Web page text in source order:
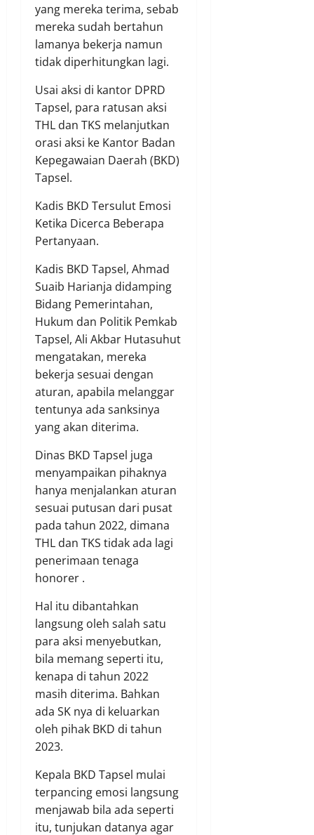
yang mereka terima, sebab
mereka sudah bertahun
lamanya bekerja namun
tidak diperhitungkan lagi.
Usai aksi di kantor DPRD
Tapsel, para ratusan aksi
THL dan TKS melanjutkan
orasi aksi ke Kantor Badan
Kepegawaian Daerah (BKD)
Tapsel.
Kadis BKD Tersulut Emosi
Ketika Dicerca Beberapa
Pertanyaan.
Kadis BKD Tapsel, Ahmad
Suaib Harianja didamping
Bidang Pemerintahan,
Hukum dan Politik Pemkab
Tapsel, Ali Akbar Hutasuhut
mengatakan, mereka
bekerja sesuai dengan
aturan, apabila melanggar
tentunya ada sanksinya
yang akan diterima.
Dinas BKD Tapsel juga
menyampaikan pihaknya
hanya menjalankan aturan
sesuai putusan dari pusat
pada tahun 2022, dimana
THL dan TKS tidak ada lagi
penerimaan tenaga
honorer .
Hal itu dibantahkan
langsung oleh salah satu
para aksi menyebutkan,
bila memang seperti itu,
kenapa di tahun 2022
masih diterima. Bahkan
ada SK nya di keluarkan
oleh pihak BKD di tahun
2023.
Kepala BKD Tapsel mulai
terpancing emosi langsung
menjawab bila ada seperti
itu, tunjukan datanya agar